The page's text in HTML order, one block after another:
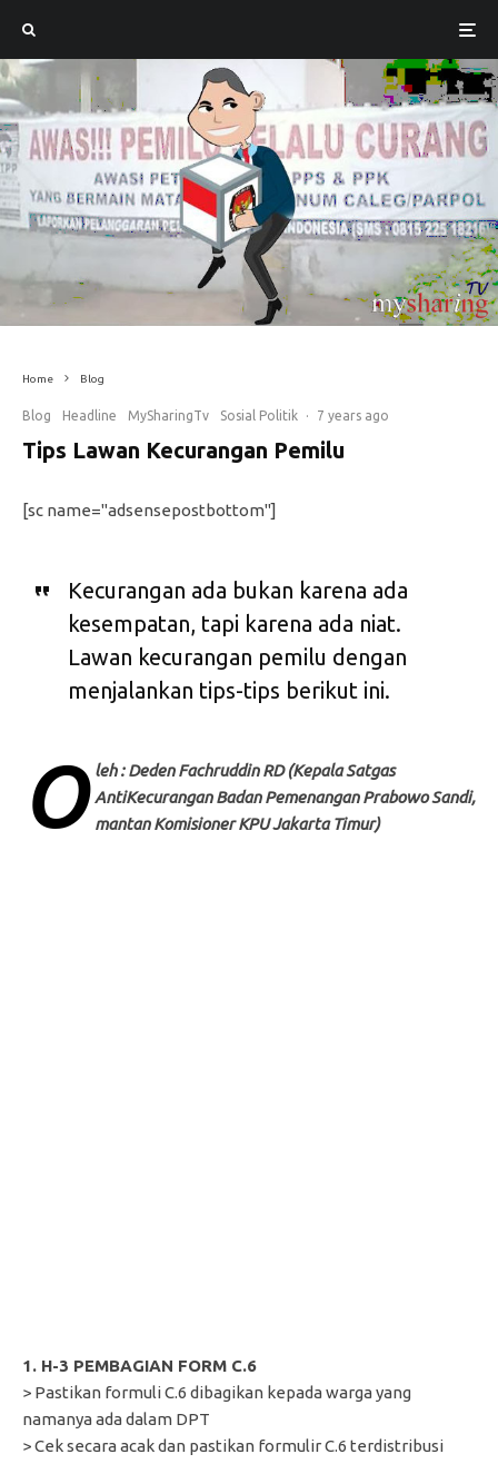
Home Blog
Blog Headline MySharingTv Sosial Politik · 7 years ago
Tips Lawan Kecurangan Pemilu
[sc name="adsensepostbottom"]
Kecurangan ada bukan karena ada
kesempatan, tapi karena ada niat.
Lawan kecurangan pemilu dengan
menjalankan tips-tips berikut ini.
O
leh : Deden Fachruddin RD (Kepala Satgas
AntiKecurangan Badan Pemenangan Prabowo Sandi,
mantan Komisioner KPU Jakarta Timur)
1. H-3 PEMBAGIAN FORM C.6
> Pastikan formuli C.6 dibagikan kepada warga yang
namanya ada dalam DPT
> Cek secara acak dan pastikan formulir C.6 terdistribusi